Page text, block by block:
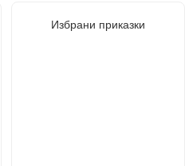
Избрани приказки